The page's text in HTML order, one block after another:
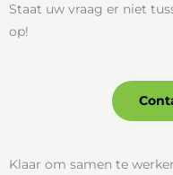
Staat uw vraag er niet
op!
Klaar om samen te